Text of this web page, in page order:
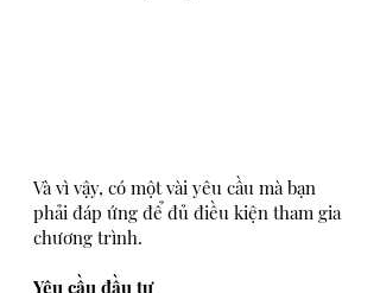
Và vì vậy, có một vài yêu cầu mà bạn
phải đáp ứng để đủ điều kiện tham gia
chương trình.
Yêu cầu đầu tư